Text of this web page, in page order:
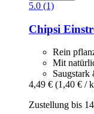
5.0 (1)
Chipsi
Rein
Mit
Saugstark
4,49 € (1,40 € /
Zustellung bis